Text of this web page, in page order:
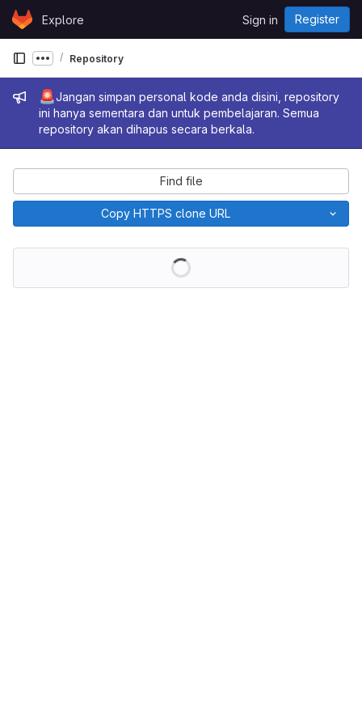
Skip to content
GitLabExplore Sign in Register
Admin message
🚨Jangan simpan personal kode anda disini, repository
ini hanya sementara dan untuk pembelajaran. Semua
repository akan dihapus secara berkala.
Show more breadcrumbs
Repository
Find file
Copy HTTPS clone URL